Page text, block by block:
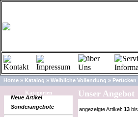
Home » Katalog » Weibliche Vollendung » Perücken
Kategorien
Neue Artikel
Sonderangebote
Unser Angebot
angezeigte Artikel: 13 bis